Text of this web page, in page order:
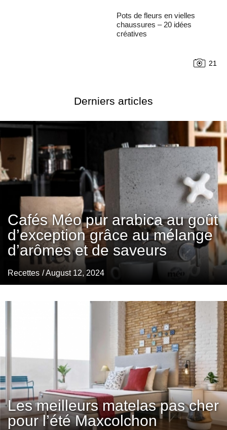
Pots de fleurs en vielles
chaussures – 20 idées
créatives
21
Derniers articles
Cafés Méo pur arabica au goût
d’exception grâce au mélange
d’arômes et de saveurs
Recettes / August 12, 2024
Les meilleurs matelas pas cher
pour l’été Maxcolchon